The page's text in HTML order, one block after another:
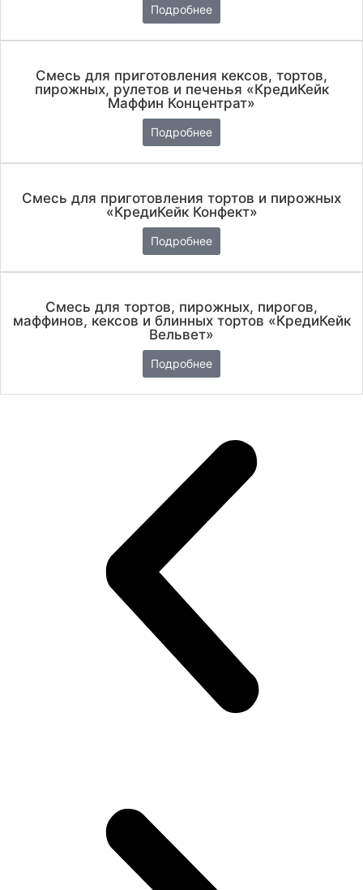
Подробнее
Смесь для приготовления кексов, тортов,
пирожных, рулетов и печенья «КредиКейк
Маффин Концентрат»
Подробнее
Смесь для приготовления тортов и пирожных
«КредиКейк Конфект»
Подробнее
Смесь для тортов, пирожных, пирогов,
маффинов, кексов и блинных тортов «КредиКейк
Вельвет»
Подробнее